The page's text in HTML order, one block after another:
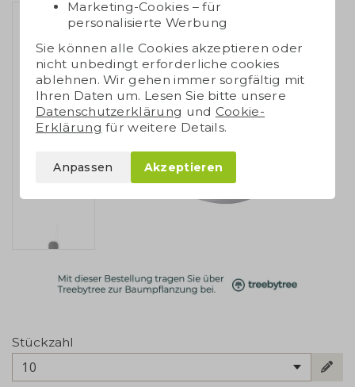
Stückzahl
10
Marketing-Cookies – für
personalisierte Werbung
Sie können alle Cookies akzeptieren oder
nicht unbedingt erforderliche cookies
ablehnen. Wir gehen immer sorgfältig mit
Ihren Daten um. Lesen Sie bitte unsere
Datenschutzerklärung und Cookie-
Erklärung für weitere Details.
Anpassen Akzeptieren